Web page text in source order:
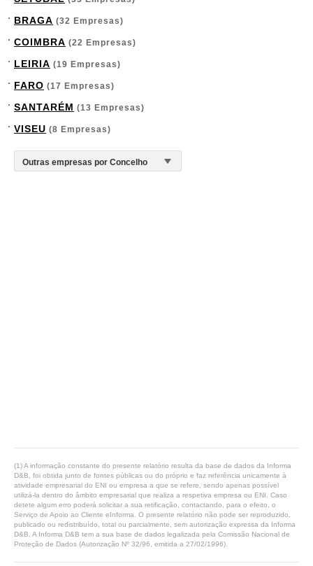
BRAGA (32 Empresas)
COIMBRA (22 Empresas)
LEIRIA (19 Empresas)
FARO (17 Empresas)
SANTARÉM (13 Empresas)
VISEU (8 Empresas)
(1) A informação constante do presente relatório resulta da base de dados da Informa
D&B, foi obtida junto de fontes públicas ou do próprio e faz referência unicamente à
atividade empresarial do ENI ou empresa a que se refere, sendo apenas possível
utilizá-la dentro do âmbito empresarial que realiza a respetiva empresa ou ENI. Caso
detete algum erro poderá solicitar a sua retificação, contactando, para o efeito, o
Serviço de Apoio ao Cliente eInforma. O presente relatório não pode ser reproduzido,
publicado ou redistribuído, total ou parcialmente, sem autorização expressa da Informa
D&B. A Informa D&B tem a sua base de dados legalizada pela Comissão Nacional de
Proteção de Dados (Autorização Nº 32/96, emitida a 27/02/1996).